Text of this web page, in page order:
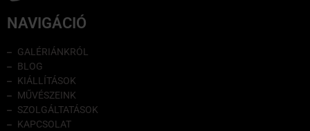
NAVIGÁCIÓ
GALÉRIÁNKRÓL
BLOG
KIÁLLÍTÁSOK
MŰVÉSZEINK
SZOLGÁLTATÁSOK
KAPCSOLAT